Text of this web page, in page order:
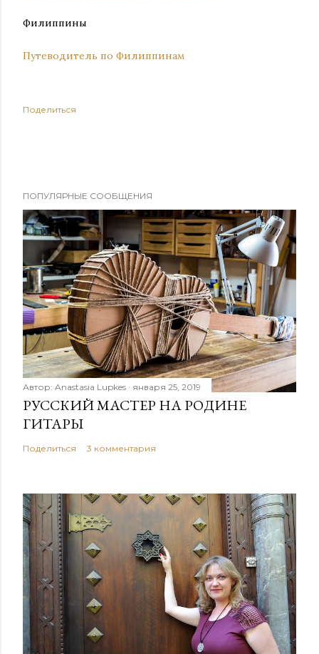
Филиппины
Путеводитель по Филиппинам
Поделиться
ПОПУЛЯРНЫЕ СООБЩЕНИЯ
Автор: Anastasia Lupkes января 25, 2019
РУССКИЙ МАСТЕР НА РОДИНЕ
ГИТАРЫ
Поделиться 3 комментария